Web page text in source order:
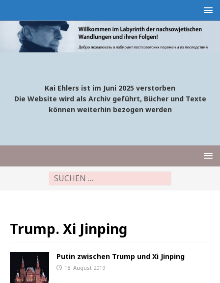
Kai Ehlers ist im Juni 2025 verstorben
Die Website wird als Archiv geführt, Bücher und Texte
können weiterhin bezogen werden
Trump. Xi Jinping
Putin zwischen Trump und Xi Jinping
18. August 2019